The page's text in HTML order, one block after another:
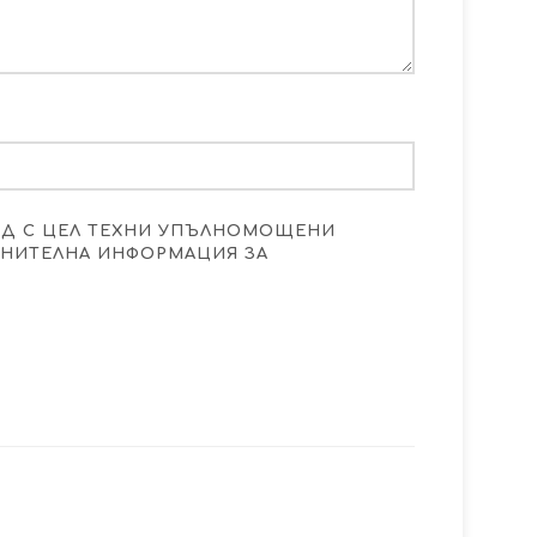
С ЦЕЛ ТЕХНИ УПЪЛНОМОЩЕНИ
ИНФОРМАЦИЯ ЗА